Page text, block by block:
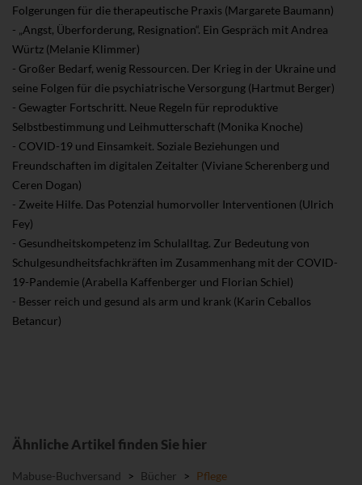
Folgerungen für die therapeutische Praxis (Margarete Baumann)
- „Angst, Überforderung, Resignation“. Ein Gespräch mit Andrea
Würtz (Melanie Klimmer)
- Großer Bedarf, wenig Ressourcen. Der Krieg in der Ukraine und
seine Folgen für die psychiatrische Versorgung (Hartmut Berger)
- Gewagter Fortschritt. Neue Regeln für reproduktive
Selbstbestimmung und Leihmutterschaft (Monika Knoche)
- COVID-19 und Einsamkeit. Soziale Beziehungen und
Freundschaften im digitalen Zeitalter (Viviane Scherenberg und
Ceren Dogan)
- Zweite Hilfe. Das Potenzial humorvoller Interventionen (Ulrich
Fey)
- Gesundheitskompetenz im Schulalltag. Zur Bedeutung von
Schulgesundheitsfachkräften im Zusammenhang mit der COVID-
19-Pandemie (Arabella Kaffenberger und Florian Schiel)
- Besser reich und gesund als arm und krank (Karin Ceballos
Betancur)
Ähnliche Artikel finden Sie hier
Mabuse-Buchversand > Bücher > Pflege